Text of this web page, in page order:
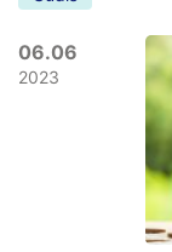
06.06
2023